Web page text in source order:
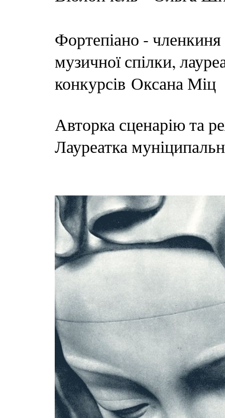
Фортепіано - членкиня
музичної спілки,
конкурсів Оксана Міц
Авторка сценарію та
Лауреатка